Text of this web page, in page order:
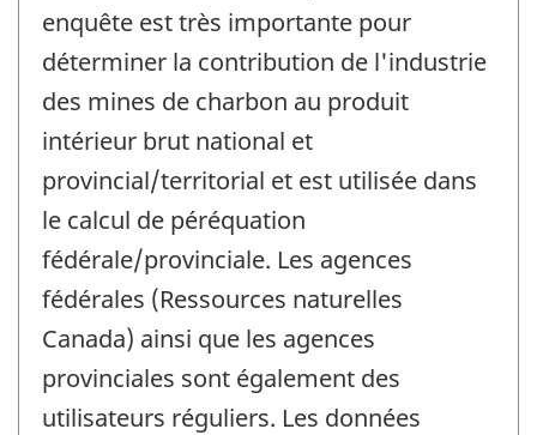
enquête est très importante pour
déterminer la contribution de l'industrie
des mines de charbon au produit
intérieur brut national et
provincial/territorial et est utilisée dans
le calcul de péréquation
fédérale/provinciale. Les agences
fédérales (Ressources naturelles
Canada) ainsi que les agences
provinciales sont également des
utilisateurs réguliers. Les données